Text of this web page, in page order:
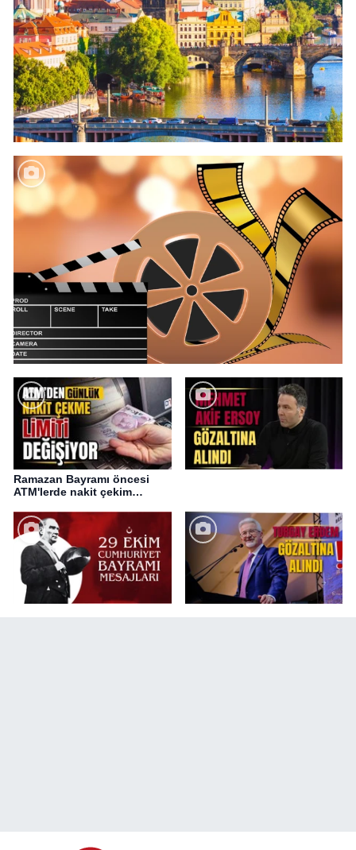
Ramazan Bayramı öncesi
ATM'lerde nakit çekim